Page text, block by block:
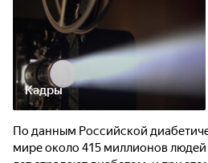
Кадры
По данным Российской
мире около 415 миллионов людей